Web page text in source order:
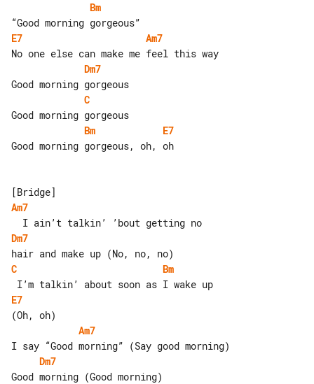
Bm
E7
Am7
Dm7
C
Bm
E7
Good morning gorgeous, oh, oh
Am7
Dm7
C
Bm
E7
Am7
Dm7